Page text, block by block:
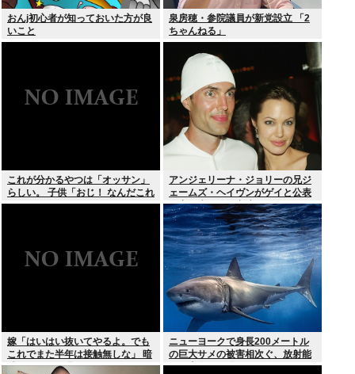
おんj初心者が知っておいた方が良
いこと
泉房穂・参院議員が新党設立 「2
ちゃんねる」
これが分かるやつは「オッサン」
らしい。 子供「おじ！ なんだこれ
は！」
アンジェリーナ・ジョリーの兄ジ
ェームズ・ヘイヴンがゲイと公表
元妻の生配信に出演しカミングア
ウト ヤフコメ「顔見ればわかる」
嫁「はいはい抜いてやるよ。でも
これでまた半年は接触無しな」 暗
黙のこれツラ過ぎるだろ
ニューヨークで身長200メートル
の巨大サメの被害相次ぐ、放射能
で巨大化した恐れ、Yahooニュー